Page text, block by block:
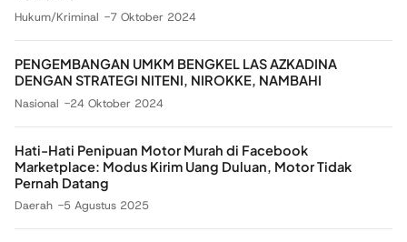
Hukum/Kriminal 7 Oktober 2024
PENGEMBANGAN UMKM BENGKEL LAS AZKADINA
DENGAN STRATEGI NITENI, NIROKKE, NAMBAHI
Nasional 24 Oktober 2024
Hati-Hati Penipuan Motor Murah di Facebook
Marketplace: Modus Kirim Uang Duluan, Motor Tidak
Pernah Datang
Daerah 5 Agustus 2025